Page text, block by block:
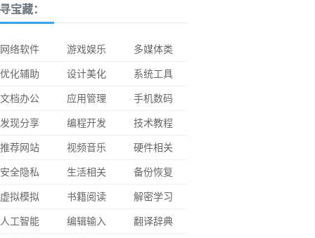
宝藏：
网络软件 游戏娱乐
多媒体类
优化辅助
设计美化
系统工具
文档办公
应用管理
手机数码
发现分享
编程开发
技术教程
推荐网站
视频音乐
硬件相关
安全隐私
生活相关
备份恢复
虚拟模拟
书籍阅读
解密学习
人工智能
编辑输入
翻译辞典